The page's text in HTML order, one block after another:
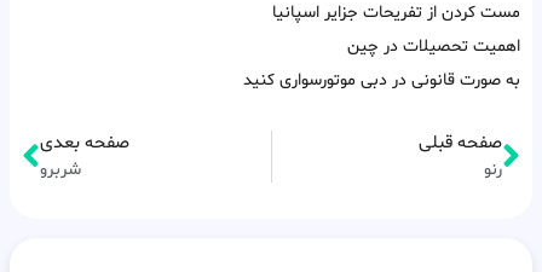
مست کردن از تفریحات جزایر اسپانیا
اهمیت تحصیلات در چین
به صورت قانونی در دبی موتورسواری کنید
صفحه قبلی
رنو
صفحه بعدی
شربرو